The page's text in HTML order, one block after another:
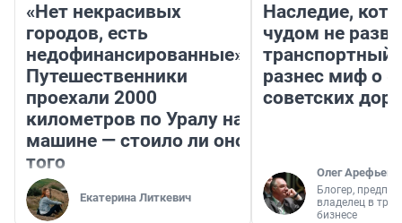
«Нет некрасивых
городов, есть
недофинансированные».
Путешественники
проехали 2000
километров по Уралу на
машине — стоило ли оно
того
Екатерина Литкевич
Наследие,
чудом не
транспортный
разнес миф о
советских
Олег Арефьев
Блогер,
владелец в
бизнесе